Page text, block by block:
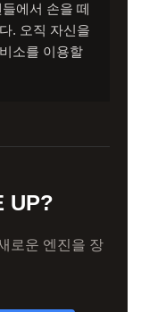
에서 손을 떼
. 오직 자신을
소를 이용할
UP?
로운 엔진을 장